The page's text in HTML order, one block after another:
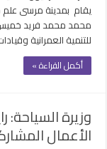
يقام بمدينة مرسى علم
محمد محمد فريد
للتنمية العمرانية
أكمل القراءة »
وزيرة
الأعمال